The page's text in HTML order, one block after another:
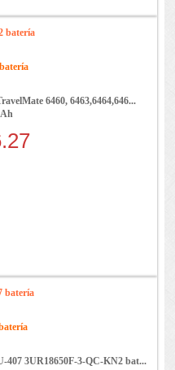
6460, 6463,6464,646...
407 3UR18650F-3-QC-KN2 bat...